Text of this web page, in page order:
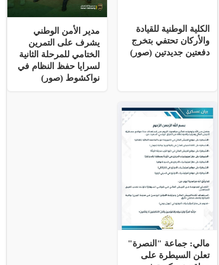
الكلية الوطنية للقيادة
والأركان تحتفي بتخرج
دفعتين جديدتين (صور)
مدير الأمن الوطني
يشرف على التمرين
الختامي للمرحلة الثانية
لسرايا حفظ النظام في
نواكشوط (صور)
مالي: جماعة "النصرة"
تعلن السيطرة على